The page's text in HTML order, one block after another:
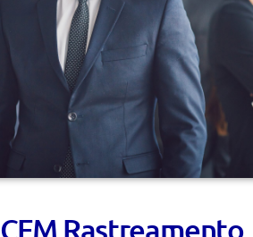
Rastreamento